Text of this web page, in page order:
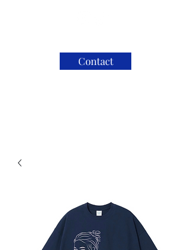
Contact